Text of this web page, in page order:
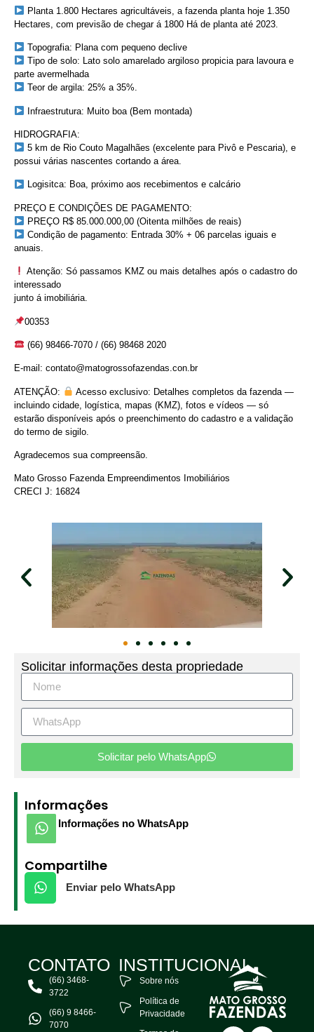
Planta 1.800 Hectares agricultáveis, a fazenda planta hoje 1.350
Hectares, com previsão de chegar á 1800 Há de planta até 2023.
Topografia: Plana com pequeno declive
Tipo de solo: Lato solo amarelado argiloso propicia para lavoura e
parte avermelhada
Teor de argila: 25% a 35%.
Infraestrutura: Muito boa (Bem montada)
HIDROGRAFIA:
5 km de Rio Couto Magalhães (excelente para Pivô e Pescaria), e
possui várias nascentes cortando a área.
Logisitca: Boa, próximo aos recebimentos e calcário
PREÇO E CONDIÇÕES DE PAGAMENTO:
PREÇO R$ 85.000.000,00 (Oitenta milhões de reais)
Condição de pagamento: Entrada 30% + 06 parcelas iguais e
anuais.
Atenção: Só passamos KMZ ou mais detalhes após o cadastro do
interessado
junto á imobiliária.
00353
(66) 98466-7070 / (66) 98468 2020
E-mail: contato@matogrossofazendas.con.br
ATENÇÃO:
Acesso exclusivo: Detalhes completos da fazenda —
incluindo cidade, logística, mapas (KMZ), fotos e vídeos — só
estarão disponíveis após o preenchimento do cadastro e a validação
do termo de sigilo.
Agradecemos sua compreensão.
Mato Grosso Fazenda Empreendimentos Imobiliários
CRECI J: 16824
Solicitar informações desta propriedade
Solicitar pelo WhatsApp
Informações
Informações no WhatsApp
Compartilhe
Enviar pelo WhatsApp
CONTATO
(66) 3468-
3722
(66) 9 8466-
7070
INSTITUCIONAL
Sobre nós
Política de
Privacidade